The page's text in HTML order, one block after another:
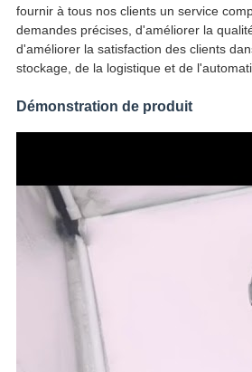
fournir à tous nos clients un service
demandes précises, d'améliorer la
d'améliorer la satisfaction des clients
stockage, de la logistique et de
Démonstration de produit